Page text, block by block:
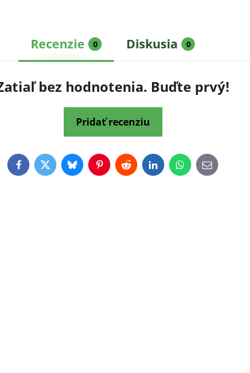
Recenzie 0 Diskusia 0
bez hodnotenia. Buďte prvý!
Pridať recenziu
FacebookTwitterBlueskyPinterestRedditLinkedInWhatsApp
E-
mail